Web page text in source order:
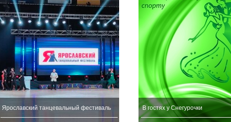
Ярославский танцевальный фестиваль В гостях у Снегурочки